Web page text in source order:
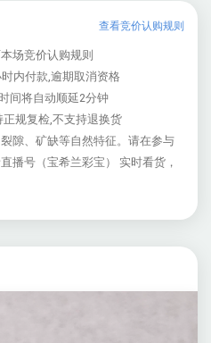
查看竞价认购规则
场竞价认购规则
内付款,逾期取消资格
间将自动顺延2分钟
规复检,不支持退换货
隙、矿缺等自然特征。请在参与
播号（宝希兰彩宝） 实时看货，